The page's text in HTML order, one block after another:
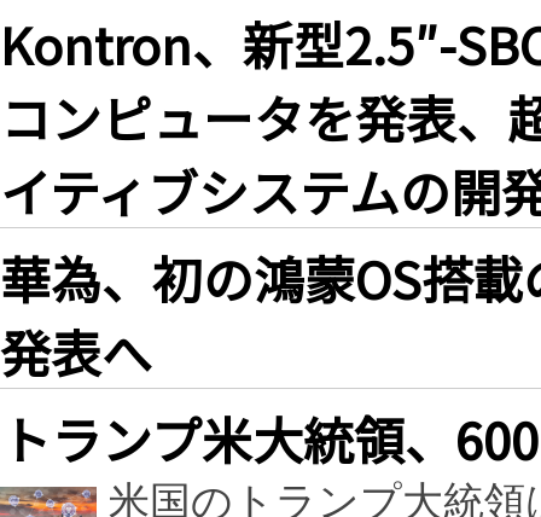
Kontron、新型2.5″-
コンピュータを発表、
イティブシステムの開
華為、初の鴻蒙OS搭
発表へ
トランプ米大統領、
米国のトランプ大統